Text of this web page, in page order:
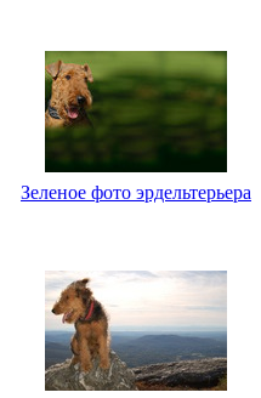
Зеленое фото эрдельтерьера